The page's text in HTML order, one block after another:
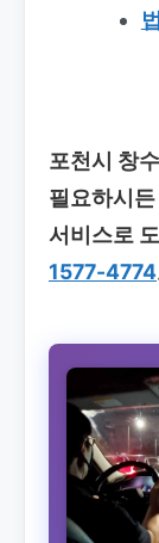
포천시 창
필요하시
서비스로
1577-4774